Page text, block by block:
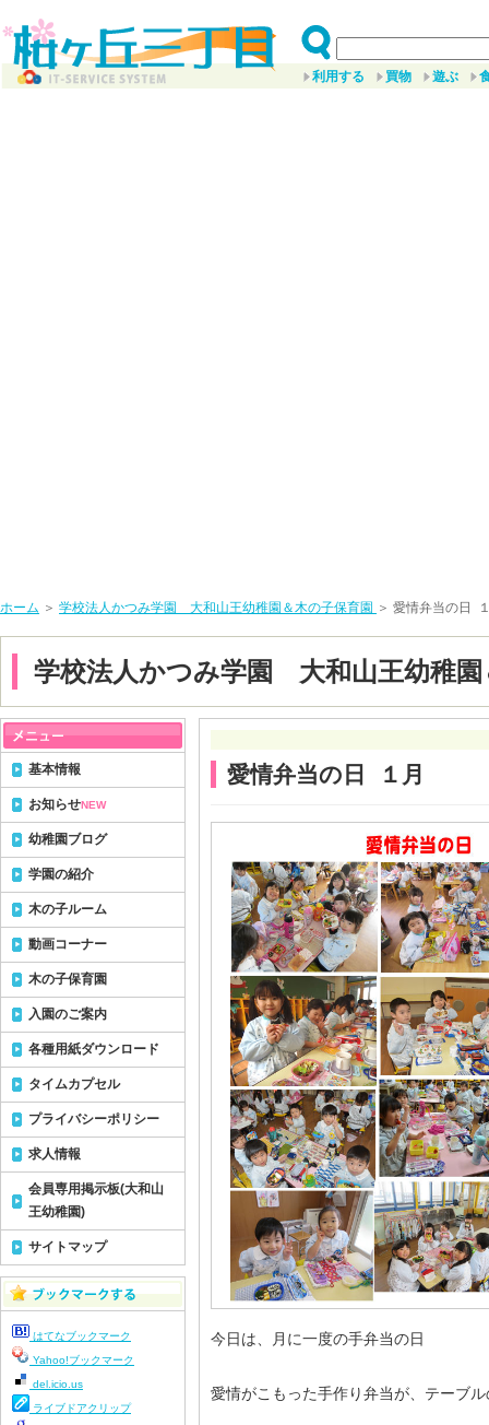
利用する 買物 遊ぶ
ホーム ＞ 学校法人かつみ学園 大和山王幼稚園＆木の子保育園 ＞ 愛情弁当の日
学校法人かつみ学園 大和山王幼稚園
愛情弁当の日 １月
今日は、月に一度の手弁当の日
愛情がこもった手作り弁当が、テーブ
基本情報
お知らせNEW
幼稚園ブログ
学園の紹介
木の子ルーム
動画コーナー
木の子保育園
入園のご案内
各種用紙ダウンロード
タイムカプセル
プライバシーポリシー
求人情報
会員専用掲示板(大和山
王幼稚園)
サイトマップ
はてなブックマーク
Yahoo!ブックマーク
del.icio.us
ライブドアクリップ